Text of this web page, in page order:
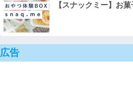
【スナックミー】お
広告